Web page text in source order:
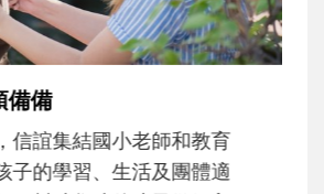
的那個男人│讀懂父親的
長當爸爸！男人總是在一次